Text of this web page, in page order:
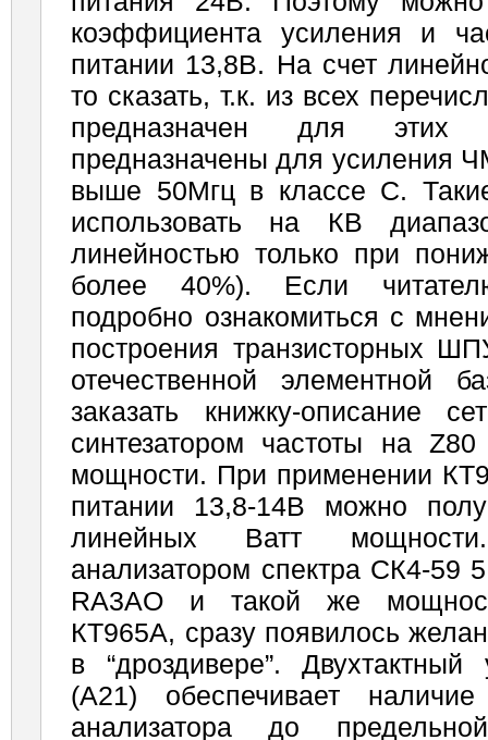
коэффициента усиления и
питании 13,8В. На счет
то сказать, т.к. из всех
предназначен для этих
предназначены для усиления
выше 50Мгц в классе С.
использовать на КВ
линейностью только при
более 40%). Если
подробно ознакомиться с
построения транзисторных
отечественной элементной
заказать книжку-описание
синтезатором частоты на
мощности. При применении
питании 13,8-14В можно
линейных Ватт
анализатором спектра СК4-59
RA3AO и такой же
КТ965А, сразу появилось
в “дроздивере”.
(А21) обеспечивает
анализатора до